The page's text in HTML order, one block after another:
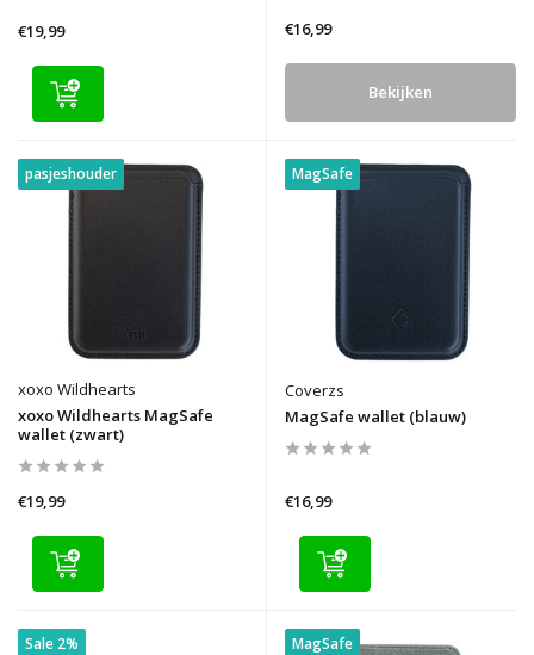
€19,99 €16,99
Bekijken
pasjeshouder
xoxo Wildhearts
xoxo Wildhearts MagSafe
wallet (zwart)
€19,99
MagSafe
Coverzs
MagSafe wallet (blauw)
€16,99
Sale 2% MagSafe